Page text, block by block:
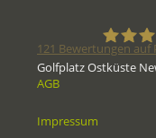
121 Bewertungen auf
Golfplatz Ostküste
AGB
Impressum